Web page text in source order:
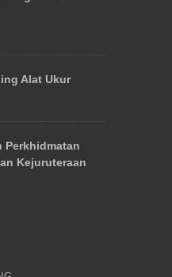
Alat Ukur
Perkhidmatan
Kejuruteraan